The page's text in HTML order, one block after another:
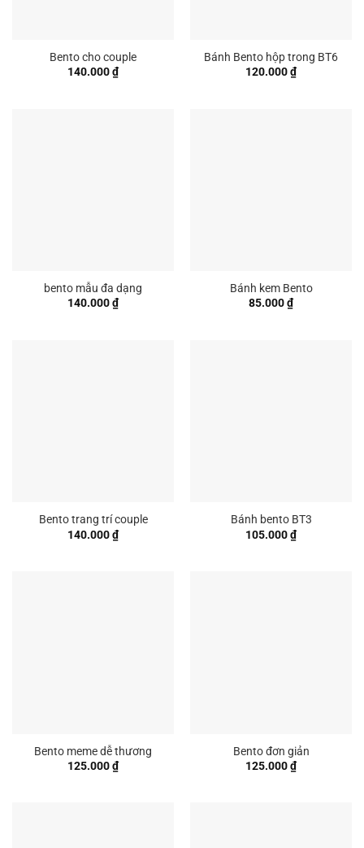
Bento cho couple
140.000₫
Bánh Bento hộp trong BT6
120.000₫
bento mẫu đa dạng
140.000₫
Bánh kem Bento
85.000₫
Bento trang trí couple
140.000₫
Bánh bento BT3
105.000₫
Bento meme dễ thương
125.000₫
Bento đơn giản
125.000₫